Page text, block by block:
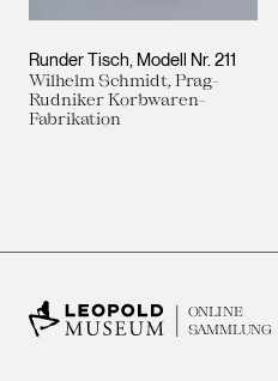
Runder Tisch, Modell Nr. 211
Wilhelm Schmidt, Prag-
Rudniker Korbwaren-
Fabrikation
ONLINE
SAMMLUNG